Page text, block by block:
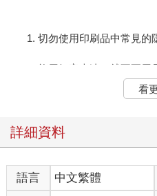
1. 切勿使用印刷品中常見的隱
2. 能用短字表達，就不要用
3. 能刪除冗詞，就不要手軟
4. 能用主動語態，就別用被動
行話。
看
詳細資料
語言 中文繁體